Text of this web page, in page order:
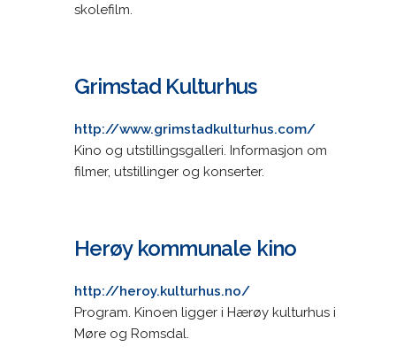
skolefilm.
Grimstad Kulturhus
http://www.grimstadkulturhus.com/
Kino og utstillingsgalleri. Informasjon om
filmer, utstillinger og konserter.
Herøy kommunale kino
http://heroy.kulturhus.no/
Program. Kinoen ligger i Hærøy kulturhus i
Møre og Romsdal.